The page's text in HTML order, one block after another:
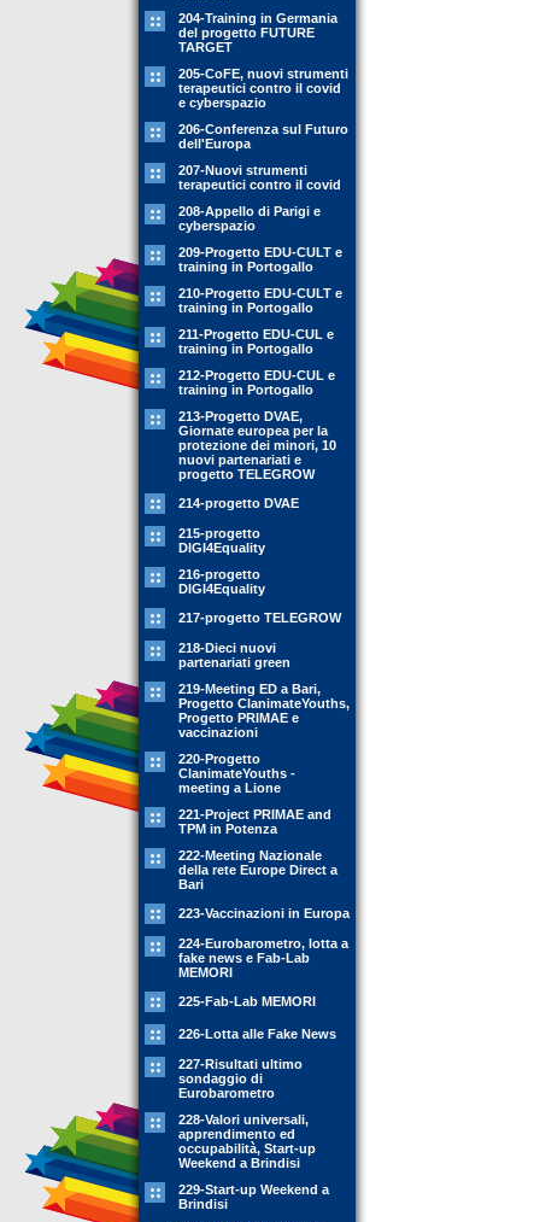
204-Training in Germania
del progetto FUTURE
TARGET
205-CoFE, nuovi strumenti
terapeutici contro il covid
e cyberspazio
206-Conferenza sul Futuro
dell'Europa
207-Nuovi strumenti
terapeutici contro il covid
208-Appello di Parigi e
cyberspazio
209-Progetto EDU-CULT e
training in Portogallo
210-Progetto EDU-CULT e
training in Portogallo
211-Progetto EDU-CUL e
training in Portogallo
212-Progetto EDU-CUL e
training in Portogallo
213-Progetto DVAE,
Giornate europea per la
protezione dei minori, 10
nuovi partenariati e
progetto TELEGROW
214-progetto DVAE
215-progetto
DIGI4Equality
216-progetto
DIGI4Equality
217-progetto TELEGROW
218-Dieci nuovi
partenariati green
219-Meeting ED a Bari,
Progetto ClanimateYouths,
Progetto PRIMAE e
vaccinazioni
220-Progetto
ClanimateYouths -
meeting a Lione
221-Project PRIMAE and
TPM in Potenza
222-Meeting Nazionale
della rete Europe Direct a
Bari
223-Vaccinazioni in Europa
224-Eurobarometro, lotta a
fake news e Fab-Lab
MEMORI
225-Fab-Lab MEMORI
226-Lotta alle Fake News
227-Risultati ultimo
sondaggio di
Eurobarometro
228-Valori universali,
apprendimento ed
occupabilità, Start-up
Weekend a Brindisi
229-Start-up Weekend a
Brindisi